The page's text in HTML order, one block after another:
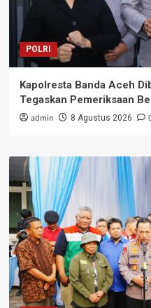
POLRI
Kapolresta Banda Aceh
Tegaskan Pemeriksaan
admin 8 Agustus 2026